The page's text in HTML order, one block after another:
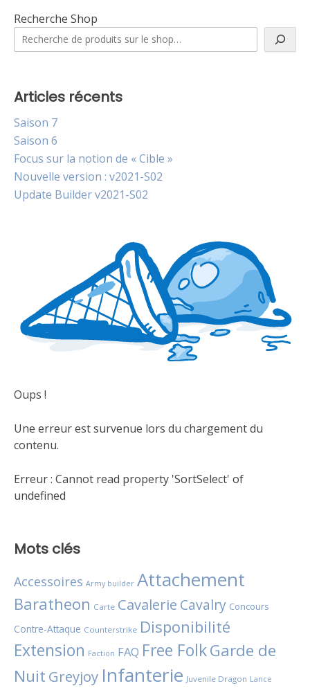
Recherche Shop
Articles récents
Saison 7
Saison 6
Focus sur la notion de « Cible »
Nouvelle version : v2021-S02
Update Builder v2021-S02
Oups !
Une erreur est survenue lors du chargement du
contenu.
Erreur : Cannot read property 'SortSelect' of
undefined
Mots clés
Accessoires Army builder Attachement
Baratheon Carte Cavalerie Cavalry Concours
Contre-Attaque Counterstrike Disponibilité
Extension Faction FAQ Free FolkGarde de
Nuit Greyjoy Infanterie Juvenile Dragon Lance